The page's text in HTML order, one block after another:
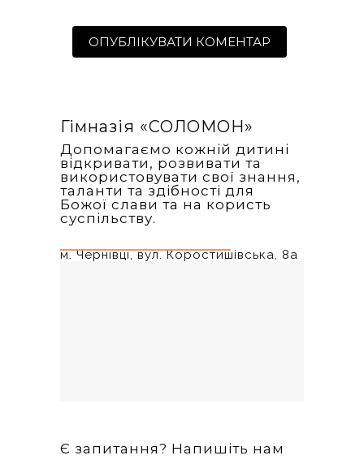
Гімназія «‎СОЛОМОН»
Допомагаємо кожній дитині
відкривати, розвивати та
використовувати свої знання,
таланти та здібності для
Божої слави та на користь
суспільству.
м. Чернівці, вул. Коростишівська, 8а
Є запитання? Напишіть нам